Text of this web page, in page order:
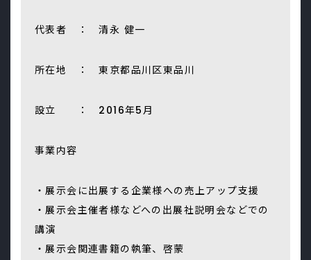
代表者 ： 清永 健一
所在地 ： 東京都品川区東品川
設立 ： 2016年5月
事業内容
・展示会に出展する企業様への売上アップ支援
・展示会主催者様などへの出展社説明会などでの
講演
・展示会関連書籍の執筆、啓蒙